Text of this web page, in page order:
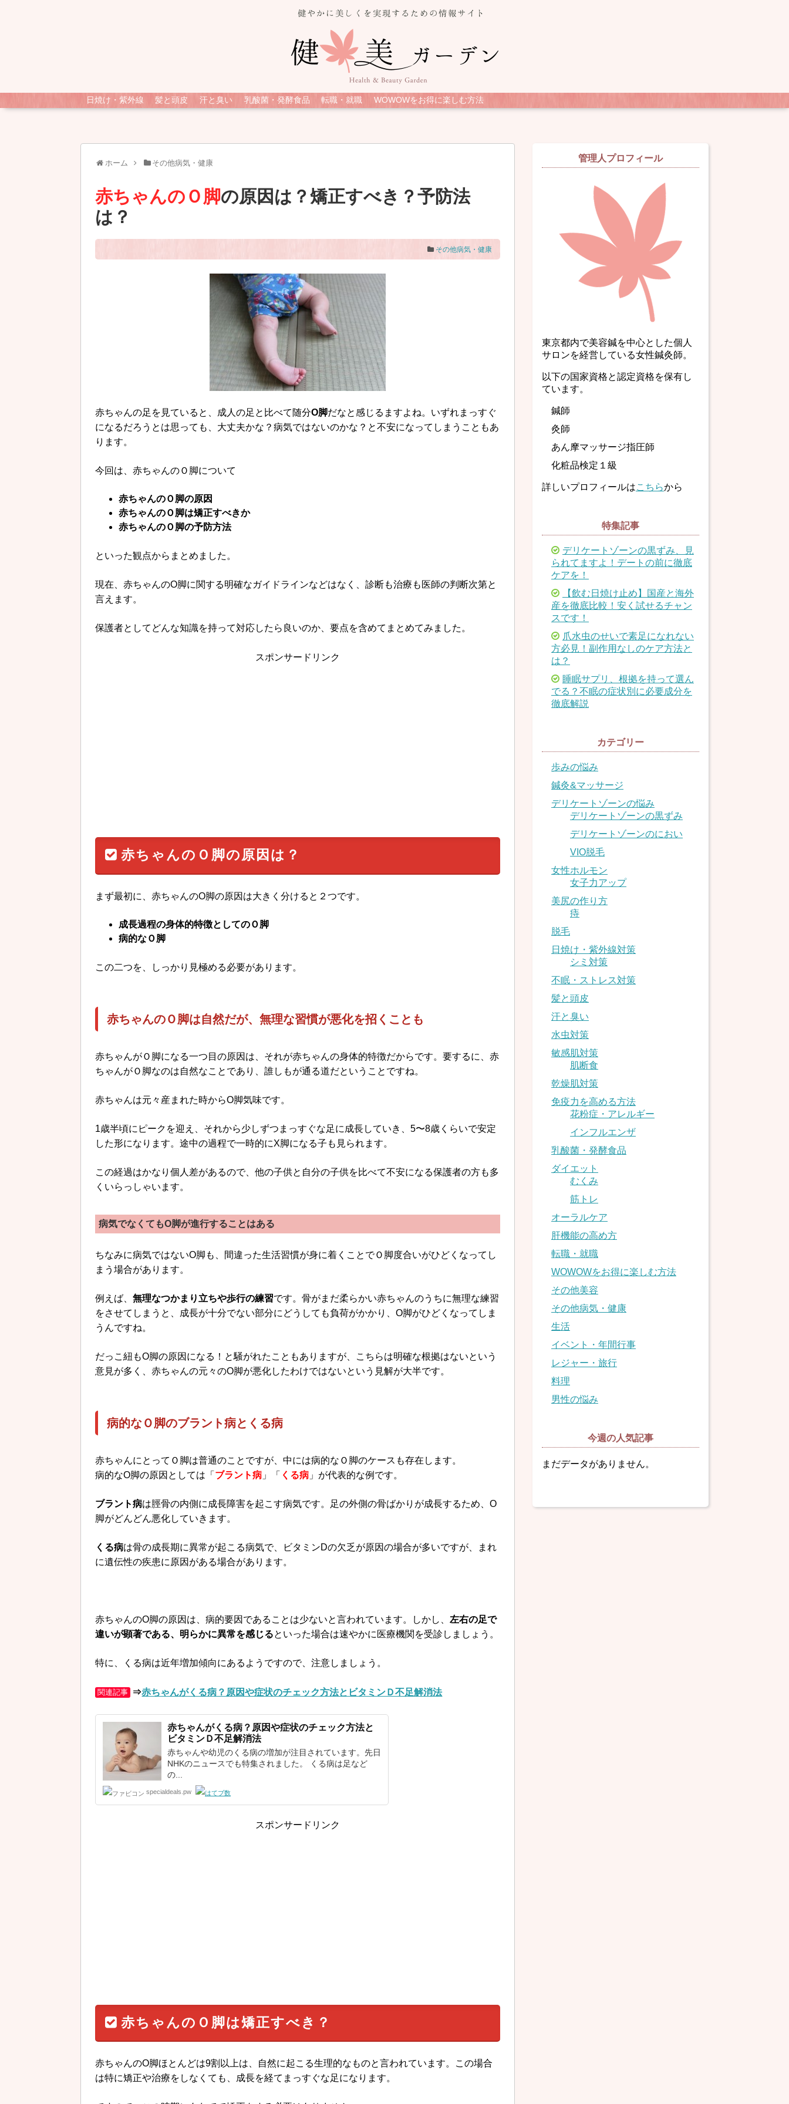
日焼け・紫外線 髪と頭皮 汗と臭い 乳酸菌・発酵食品 転職・就職 WOWOWをお得に楽しむ方法
ホーム その他病気・健康
赤ちゃんのＯ脚の原因は？矯正すべき？予防法
は？
その他病気・健康
赤ちゃんの足を見ていると、成人の足と比べて随分O脚だなと感じるますよね。いずれまっすぐ
になるだろうとは思っても、大丈夫かな？病気ではないのかな？と不安になってしまうこともあ
ります。
今回は、赤ちゃんのＯ脚について
赤ちゃんのＯ脚の原因
赤ちゃんのＯ脚は矯正すべきか
赤ちゃんのＯ脚の予防方法
といった観点からまとめました。
現在、赤ちゃんのO脚に関する明確なガイドラインなどはなく、診断も治療も医師の判断次第と
言えます。
保護者としてどんな知識を持って対応したら良いのか、要点を含めてまとめてみました。
スポンサードリンク
赤ちゃんのＯ脚の原因は？
まず最初に、赤ちゃんのO脚の原因は大きく分けると２つです。
成長過程の身体的特徴としてのＯ脚
病的なＯ脚
この二つを、しっかり見極める必要があります。
赤ちゃんのＯ脚は自然だが、無理な習慣が悪化を招くことも
赤ちゃんがＯ脚になる一つ目の原因は、それが赤ちゃんの身体的特徴だからです。要するに、赤
ちゃんがＯ脚なのは自然なことであり、誰しもが通る道だということですね。
赤ちゃんは元々産まれた時からO脚気味です。
1歳半頃にピークを迎え、それから少しずつまっすぐな足に成長していき、5〜8歳くらいで安定
した形になります。途中の過程で一時的にX脚になる子も見られます。
この経過はかなり個人差があるので、他の子供と自分の子供を比べて不安になる保護者の方も多
くいらっしゃいます。
病気でなくてもO脚が進行することはある
ちなみに病気ではないO脚も、間違った生活習慣が身に着くことでＯ脚度合いがひどくなってし
まう場合があります。
例えば、 無理なつかまり立ちや歩行の練習です。骨がまだ柔らかい赤ちゃんのうちに無理な練習
をさせてしまうと、成長が十分でない部分にどうしても負荷がかかり、O脚がひどくなってしま
うんですね。
だっこ紐もO脚の原因になる！と騒がれたこともありますが、こちらは明確な根拠はないという
意見が多く、赤ちゃんの元々のO脚が悪化したわけではないという見解が大半です。
病的なＯ脚のブラント病とくる病
赤ちゃんにとってＯ脚は普通のことですが、中には病的なＯ脚のケースも存在します。
病的なO脚の原因としては「 ブラント病 」「 くる病 」が代表的な例です。
ブラント病は脛骨の内側に成長障害を起こす病気です。足の外側の骨ばかりが成長するため、O
脚がどんどん悪化していきます。
くる病は骨の成長期に異常が起こる病気で、ビタミンDの欠乏が原因の場合が多いですが、まれ
に遺伝性の疾患に原因がある場合があります。
赤ちゃんのO脚の原因は、病的要因であることは少ないと言われています。しかし、 左右の足で
違いが顕著である、明らかに異常を感じるといった場合は速やかに医療機関を受診しましょう。
特に、くる病は近年増加傾向にあるようですので、注意しましょう。
関連記事 ⇒赤ちゃんがくる病？原因や症状のチェック方法とビタミンＤ不足解消法
赤ちゃんがくる病 ？原因や症状のチェック方法と
ビタミンＤ不足解消法
赤ちゃんや幼児のくる病の増加が注目されています。先日
NHKのニュースでも特集されました。 くる病は足など
の...
specialdeals.pw
スポンサードリンク
赤ちゃんのＯ脚は矯正すべき？
赤ちゃんのO脚ほとんどは9割以上は、自然に起こる生理的なものと言われています。この場合
は特に矯正や治療をしなくても、成長を経てまっすぐな足になります。
管理人プロフィール
東京都内で美容鍼を中心とした個人
サロンを経営している女性鍼灸師。
以下の国家資格と認定資格を保有し
ています。
鍼師
灸師
あん摩マッサージ指圧師
化粧品検定１級
詳しいプロフィールはこちらから
特集記事
デリケートゾーンの黒ずみ、見
られてますよ！デートの前に徹底
ケアを！
【飲む日焼け止め】国産と海外
産を徹底比較！安く試せるチャン
スです！
爪水虫のせいで素足になれない
方必見！副作用なしのケア方法と
は？
睡眠サプリ、根拠を持って選ん
でる？不眠の症状別に必要成分を
徹底解説
カテゴリー
歩みの悩み
鍼灸&マッサージ
デリケートゾーンの悩み
デリケートゾーンの黒ずみ
デリケートゾーンのにおい
VIO脱毛
女性ホルモン
女子力アップ
美尻の作り方
痔
脱毛
日焼け・紫外線対策
シミ対策
不眠・ストレス対策
髪と頭皮
汗と臭い
水虫対策
敏感肌対策
肌断食
乾燥肌対策
免疫力を高める方法
花粉症・アレルギー
インフルエンザ
乳酸菌・発酵食品
ダイエット
むくみ
筋トレ
オーラルケア
肝機能の高め方
転職・就職
WOWOWをお得に楽しむ方法
その他美容
その他病気・健康
生活
イベント・年間行事
レジャー・旅行
料理
男性の悩み
今週の人気記事
まだデータがありません。